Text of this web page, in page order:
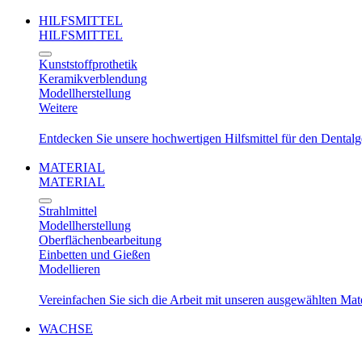
HILFSMITTEL
HILFSMITTEL
Kunststoffprothetik
Keramikverblendung
Modellherstellung
Weitere
Entdecken Sie unsere hochwertigen Hilfsmittel für den
MATERIAL
MATERIAL
Strahlmittel
Modellherstellung
Oberflächenbearbeitung
Einbetten und Gießen
Modellieren
Vereinfachen Sie sich die Arbeit mit unseren ausgewählten
WACHSE